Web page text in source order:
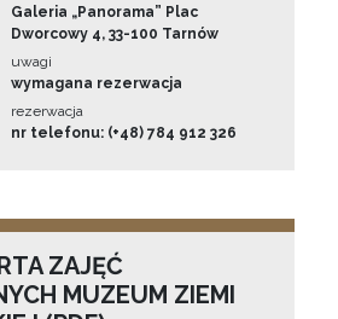
Galeria „Panorama” Plac
Dworcowy 4, 33-100 Tarnów
uwagi
wymagana rezerwacja
rezerwacja
nr telefonu: (+48) 784 912 326
ZAJĘĆ
MUZEUM ZIEMI